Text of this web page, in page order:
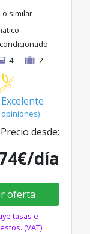
o similar
4 2
Excelente
opiniones)
Precio desde:
día
oferta
tasas e
(VAT)